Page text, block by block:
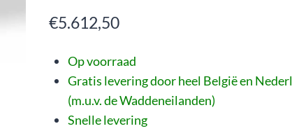
€5.612,50
Op voorraad
Gratis levering door heel België en
(m.u.v. de Waddeneilanden)
Snelle levering